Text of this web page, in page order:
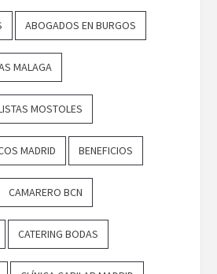
ABOGADOS EN BURGOS
MALAGA
MOSTOLES
MADRID BENEFICIOS
CAMARERO BCN
CATERING BODAS